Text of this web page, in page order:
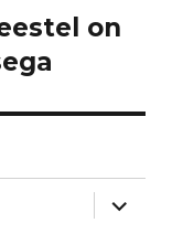
on
laienda